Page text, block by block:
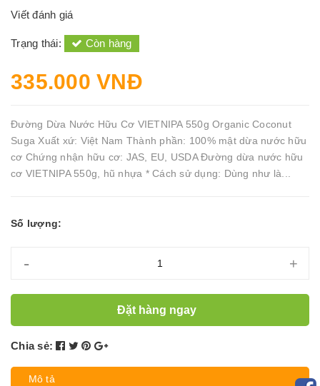
Viết đánh giá
Trạng thái: Còn hàng
335.000 VNĐ
Đường Dừa Nước Hữu Cơ VIETNIPA 550g Organic Coconut
Suga Xuất xứ: Việt Nam Thành phần: 100% mật dừa nước hữu
cơ Chứng nhận hữu cơ: JAS, EU, USDA Đường dừa nước hữu
cơ VIETNIPA 550g, hũ nhựa * Cách sử dụng: Dùng như là...
Số lượng:
- +
Đặt hàng ngay
Chia sẻ:
Mô tả